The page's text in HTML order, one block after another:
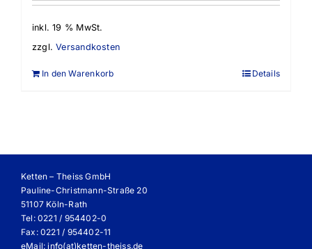
inkl. 19 % MwSt.
zzgl.Versandkosten
In den Warenkorb Details
Ketten – Theiss GmbH
Pauline-Christmann-Straße 20
51107 Köln-Rath
Tel: 0221 / 954402-0
Fax: 0221 / 954402-11
eMail:info(at)ketten-theiss.de